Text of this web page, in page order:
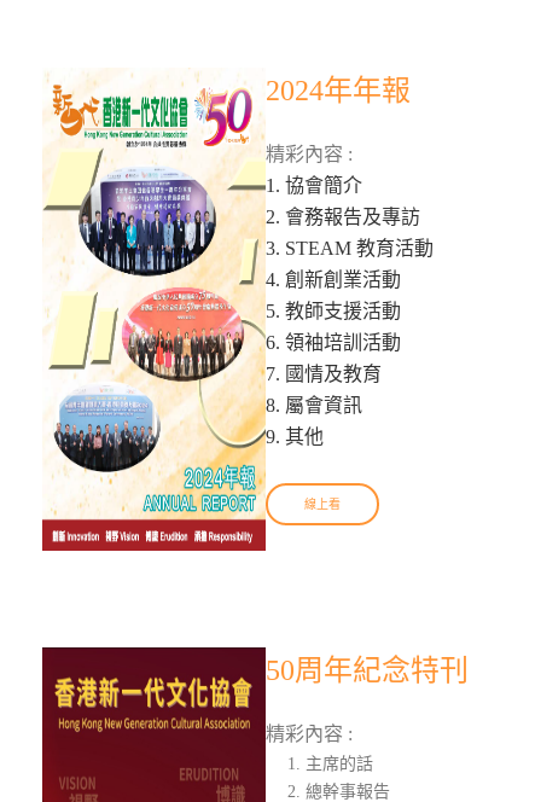
2024年年報
精彩內容 :
1. 協會簡介
2. 會務報告及專訪
3. STEAM 教育活動
4. 創新創業活動
5. 教師支援活動
6. 領袖培訓活動
7. 國情及教育
8. 屬會資訊
9. 其他
線上看
50周年紀念特刊
精彩內容 :
主席的話
總幹事報告